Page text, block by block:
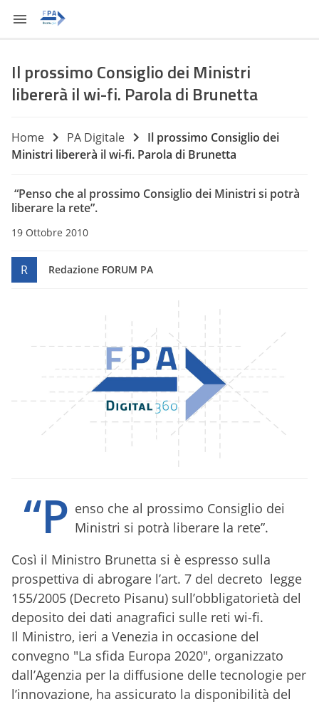
Il prossimo Consiglio dei Ministri
libererà il wi-fi. Parola di Brunetta
Home PA Digitale
Il prossimo Consiglio dei
Ministri libererà il wi-fi. Parola di Brunetta
“Penso che al prossimo Consiglio dei Ministri si potrà
liberare la rete”.
19 Ottobre 2010
R Redazione FORUM PA
“P enso che al prossimo Consiglio dei
Ministri si potrà liberare la rete”.
Così il Ministro Brunetta si è espresso sulla
prospettiva di abrogare l’art. 7 del decreto legge
155/2005 (Decreto Pisanu) sull’obbligatorietà del
deposito dei dati anagrafici sulle reti wi-fi.
Il Ministro, ieri a Venezia in occasione del
convegno "La sfida Europa 2020", organizzato
dall’Agenzia per la diffusione delle tecnologie per
l’innovazione, ha assicurato la disponibilità del